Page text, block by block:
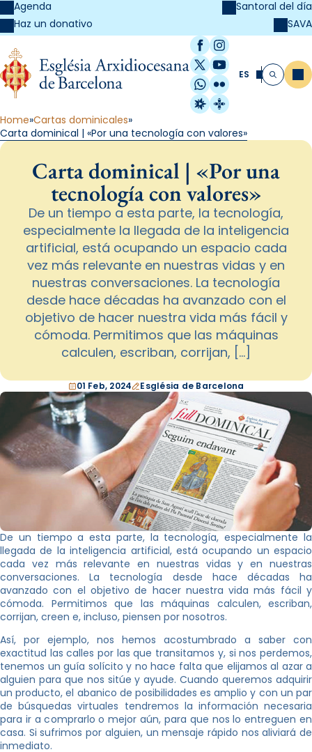
Agenda
Haz un donativo
Santoral del día
SAVA
Facebook
Instagram
X / Twitter
YouTube
WhatsApp
Flickr
Radio Estel
Catalunya
ES Buscar
Home Cartas dominicales
Carta dominical | «Por una tecnología con valores»
Carta dominical | «Por una
tecnología con valores»
De un tiempo a esta parte, la tecnología,
especialmente la llegada de la inteligencia
artificial, está ocupando un espacio cada
vez más relevante en nuestras vidas y en
nuestras conversaciones. La tecnología
desde hace décadas ha avanzado con el
objetivo de hacer nuestra vida más fácil y
cómoda. Permitimos que las máquinas
calculen, escriban, corrijan, […]
01 Feb, 2024 Església de Barcelona
De un tiempo a esta parte, la tecnología, especialmente la
llegada de la inteligencia artificial, está ocupando un espacio
cada vez más relevante en nuestras vidas y en nuestras
conversaciones. La tecnología desde hace décadas ha
avanzado con el objetivo de hacer nuestra vida más fácil y
cómoda. Permitimos que las máquinas calculen, escriban,
corrijan, creen e, incluso, piensen por nosotros.
Así, por ejemplo, nos hemos acostumbrado a saber con
exactitud las calles por las que transitamos y, si nos perdemos,
tenemos un guía solícito y no hace falta que elijamos al azar a
alguien para que nos sitúe y ayude. Cuando queremos adquirir
un producto, el abanico de posibilidades es amplio y con un par
de búsquedas virtuales tendremos la información necesaria
para ir a comprarlo o mejor aún, para que nos lo entreguen en
casa. Si sufrimos por alguien, un mensaje rápido nos aliviará de
inmediato.